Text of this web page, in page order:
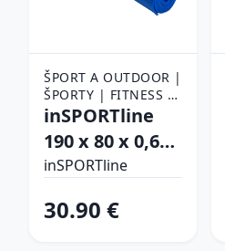
ŠPORT A OUTDOOR |
ŠPORTY | FITNESS |
POMÔCKY NA
PODLOŽKY NA
CVIČENIE
inSPORTline
190 x 80 x 0,6
cm modrá
inSPORTline
30.90 €